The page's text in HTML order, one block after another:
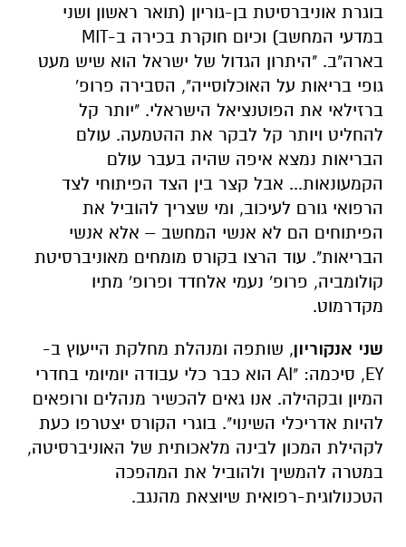
בוגרת אוניברסיטת בן-גוריון (תואר ראשון ושני
במדעי המחשב) וכיום חוקרת בכירה ב-MIT
בארה"ב. "היתרון הגדול של ישראל הוא שיש מעט
גופי בריאות על האוכלוסייה", הסבירה פרופ'
ברזילאי את הפוטנציאל הישראלי. "יותר קל
להחליט ויותר קל לבקר את ההטמעה. עולם
הבריאות נמצא איפה שהיה בעבר עולם
הקמעונאות... אבל קצר בין הצד הפיתוחי לצד
הרפואי גורם לעיכוב, ומי שצריך להוביל את
הפיתוחים הם לא אנשי המחשב – אלא אנשי
הבריאות". עוד הרצו בקורס מומחים מאוניברסיטת
קולומביה, פרופ' נעמי אלחדד ופרופ' מתיו
מקדרמוט.
שני אנקוריון, שותפה ומנהלת מחלקת הייעוץ ב-
EY, סיכמה: "AI הוא כבר כלי עבודה יומיומי בחדרי
המיון ובקהילה. אנו גאים להכשיר מנהלים ורופאים
להיות אדריכלי השינוי". בוגרי הקורס יצטרפו כעת
לקהילת המכון לבינה מלאכותית של האוניברסיטה,
במטרה להמשיך ולהוביל את המהפכה
הטכנולוגית-רפואית שיוצאת מהנגב.